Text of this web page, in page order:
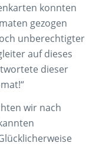
konnten
gezogen
unberechtigter
auf dieses
dieser
wir nach